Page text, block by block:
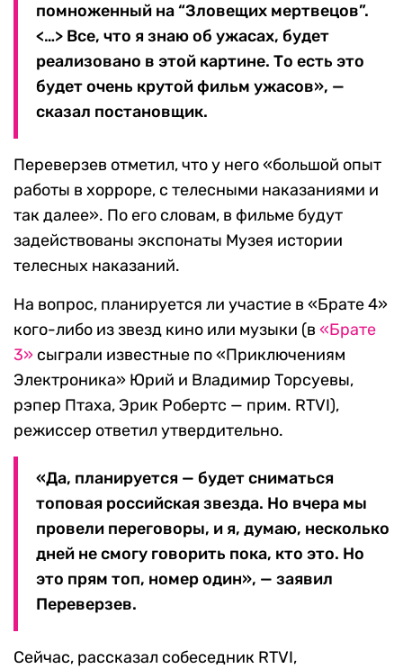
помноженный на “Зловещих мертвецов”.
<…> Все, что я знаю об ужасах, будет
реализовано в этой картине. То есть это
будет очень крутой фильм ужасов», —
сказал постановщик.
Переверзев отметил, что у него «большой опыт
работы в хорроре, с телесными наказаниями и
так далее». По его словам, в фильме будут
задействованы экспонаты Музея истории
телесных наказаний.
На вопрос, планируется ли участие в «Брате 4»
кого-либо из звезд кино или музыки (в «Брате
3» сыграли известные по «Приключениям
Электроника» Юрий и Владимир Торсуевы,
рэпер Птаха, Эрик Робертс — прим. RTVI),
режиссер ответил утвердительно.
«Да, планируется — будет сниматься
топовая российская звезда. Но вчера мы
провели переговоры, и я, думаю, несколько
дней не смогу говорить пока, кто это. Но
это прям топ, номер один», — заявил
Переверзев.
Сейчас, рассказал собеседник RTVI,